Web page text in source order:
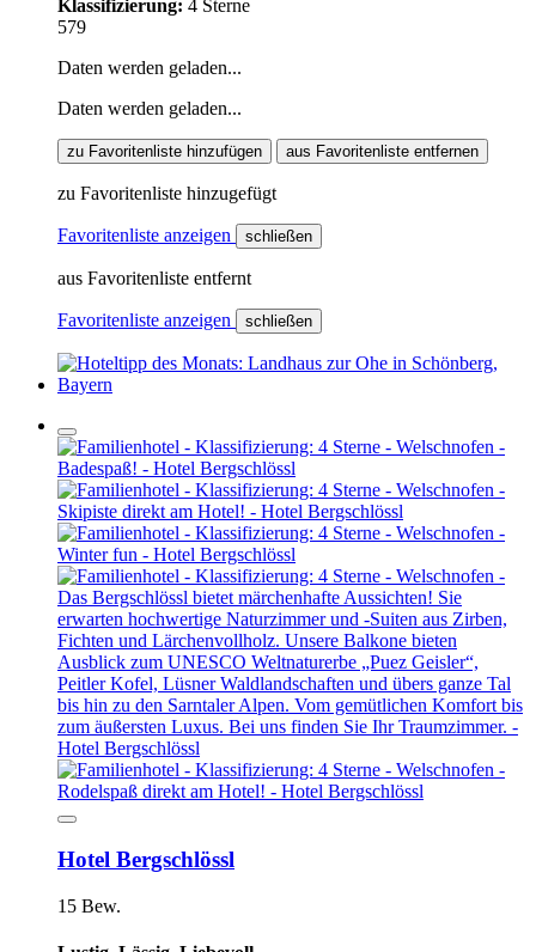
Klassifizierung: 4 Sterne
579
Daten werden geladen...
Daten werden geladen...
zu Favoritenliste hinzufügen aus Favoritenliste entfernen
zu Favoritenliste hinzugefügt
Favoritenliste anzeigen schließen
aus Favoritenliste entfernt
Favoritenliste anzeigen schließen
Hotel Bergschlössl
15 Bew.